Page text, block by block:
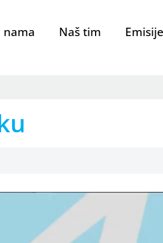
nama Naš tim Emisije